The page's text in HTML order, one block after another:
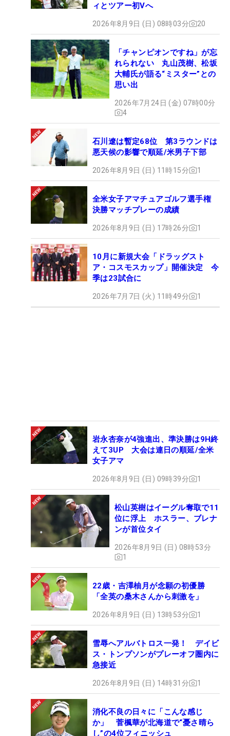
ィとツアー初Vへ
2026年8月9日 (日) 08時03分 20
「チャンピオンですね」が忘
れられない 丸山茂樹、松坂
大輔氏が語る“ミスター”との
思い出
2026年7月24日 (金) 07時00分
4
石川遼は暫定68位 第3ラウンドは
悪天候の影響で順延/米男子下部
2026年8月9日 (日) 11時15分 1
全米女子アマチュアゴルフ選手権
決勝マッチプレーの成績
2026年8月9日 (日) 17時26分 1
10月に新規大会「ドラッグスト
ア・コスモスカップ」開催決定 今
季は23試合に
2026年7月7日 (火) 11時49分 1
岩永杏奈が4強進出、準決勝は9H終
えて3UP 大会は連日の順延/全米
女子アマ
2026年8月9日 (日) 09時39分 1
松山英樹はイーグル奪取で11
位に浮上 ホスラー、ブレナ
ンが首位タイ
2026年8月9日 (日) 08時53分
1
22歳・吉澤柚月が念願の初優勝
「全英の桑木さんから刺激を」
2026年8月9日 (日) 13時53分 1
雪辱へアルバトロス一発！ デイビ
ス・トンプソンがプレーオフ圏内に
急接近
2026年8月9日 (日) 14時31分 1
消化不良の日々に「こんな感じ
か」 菅楓華が北海道で“憂さ晴ら
し”の4位フィニッシュ